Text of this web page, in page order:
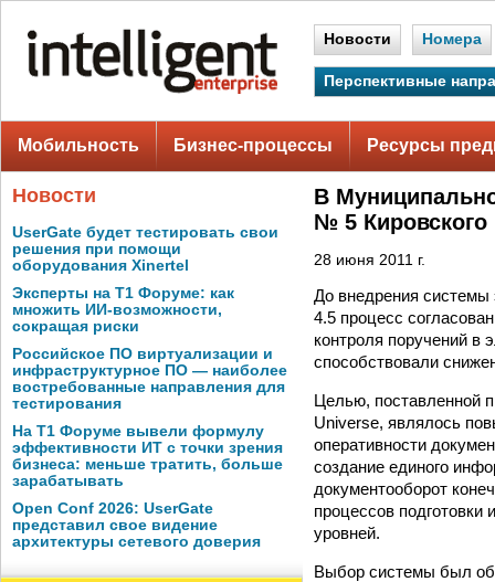
Новости Номера
Перспективные
Мобильность Бизнес-процессы Ресурсы
Новости
UserGate будет тестировать свои
решения при помощи
оборудования Xinertel
Эксперты на Т1 Форуме: как
множить ИИ-возможности,
сокращая риски
Российское ПО виртуализации и
инфраструктурное ПО — наиболее
востребованные направления для
тестирования
На Т1 Форуме вывели формулу
эффективности ИТ с точки зрения
бизнеса: меньше тратить, больше
зарабатывать
Open Conf 2026: UserGate
представил свое видение
архитектуры сетевого доверия
В
№ 5 Кировского
28 июня 2011 г.
До внедрения системы
4.5 процесс
контроля поручений в
способствовали
Целью, поставленной
Universe, являлось
оперативности
создание единого
документооборот
процессов подготовки
уровней.
Выбор системы был